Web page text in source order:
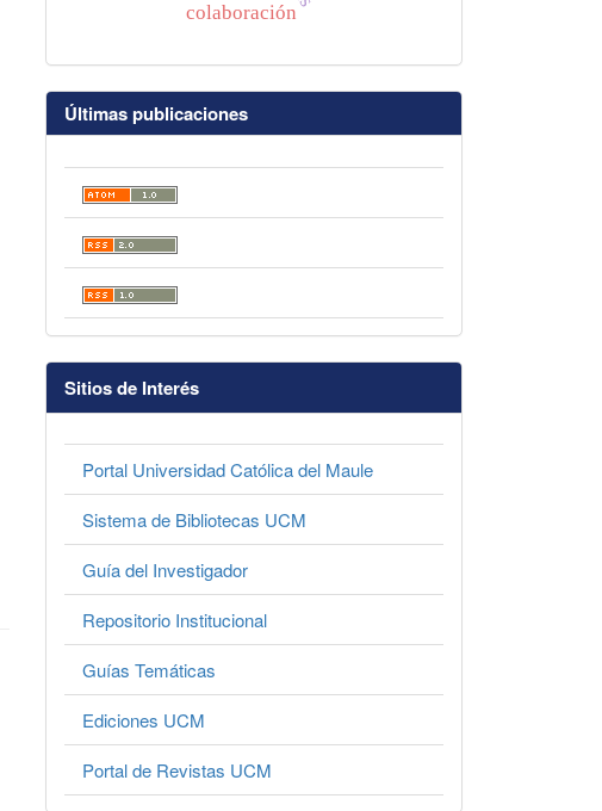
colaboración
Últimas publicaciones
Sitios de Interés
Portal Universidad Católica del Maule
Sistema de Bibliotecas UCM
Guía del Investigador
Repositorio Institucional
Guías Temáticas
Ediciones UCM
Portal de Revistas UCM